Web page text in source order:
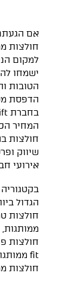
אם
חולצות
למקום
ישמחו
הטובות
הדפסת
המחיר
חולצות
שיווק
אירועי
הגדול
חולצות
חולצות